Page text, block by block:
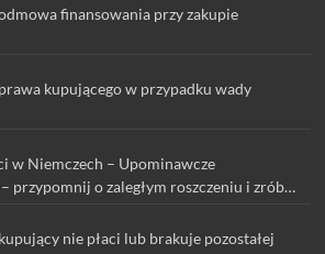
finansowania przy zakupie
kupującego w przypadku wady
w Niemczech – Upominawcze
przypomnij o zaległym roszczeniu i zrób
nie płaci lub brakuje pozostałej